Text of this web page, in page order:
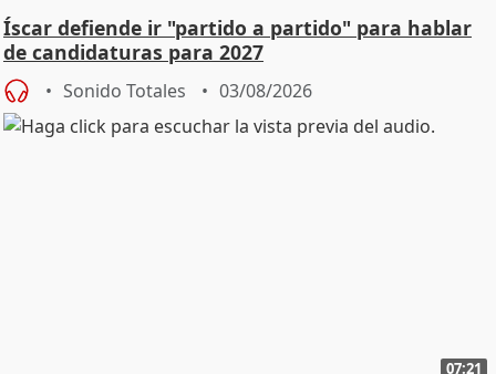
Íscar defiende ir "partido a partido" para hablar
de candidaturas para 2027
Sonido Totales 03/08/2026
07:21